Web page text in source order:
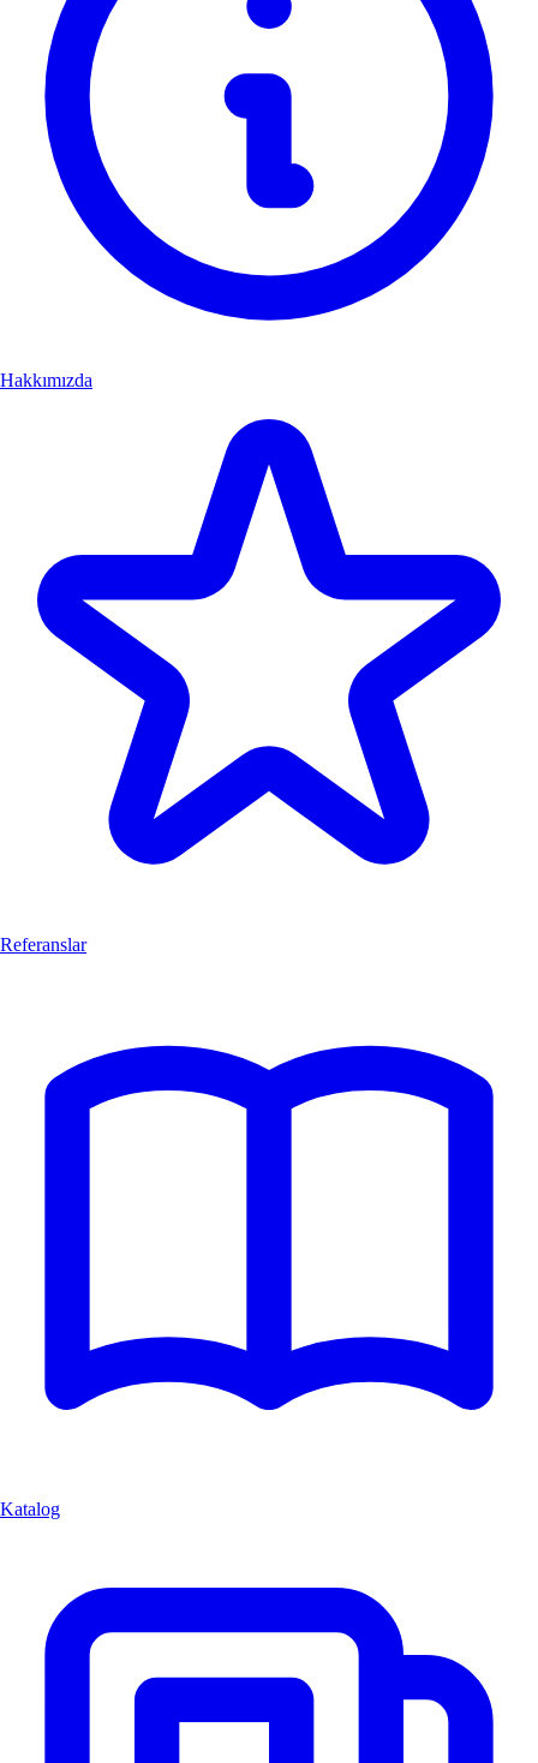
Hakkımızda
Referanslar
Katalog